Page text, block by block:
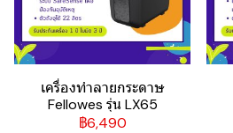
เครื่องทำลายกระดาษ
Fellowes รุ่น LX65
฿6,490